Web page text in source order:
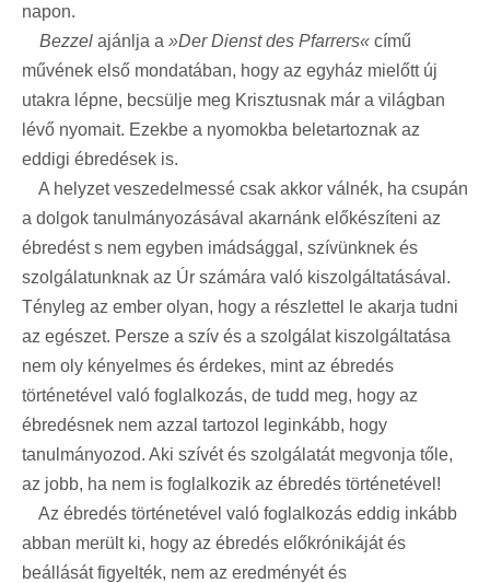
napon.
Bezzel ajánlja a »Der Dienst des Pfarrers« című
művének első mondatában, hogy az egyház mielőtt új
utakra lépne, becsülje meg Krisztusnak már a világban
lévő nyomait. Ezekbe a nyomokba beletartoznak az
eddigi ébredések is.
A helyzet veszedelmessé csak akkor válnék, ha csupán
a dolgok tanulmányozásával akarnánk előkészíteni az
ébredést s nem egyben imádsággal, szívünknek és
szolgálatunknak az Úr számára való kiszolgáltatásával.
Tényleg az ember olyan, hogy a részlettel le akarja tudni
az egészet. Persze a szív és a szolgálat kiszolgáltatása
nem oly kényelmes és érdekes, mint az ébredés
történetével való foglalkozás, de tudd meg, hogy az
ébredésnek nem azzal tartozol leginkább, hogy
tanulmányozod. Aki szívét és szolgálatát megvonja tőle,
az jobb, ha nem is foglalkozik az ébredés történetével!
Az ébredés történetével való foglalkozás eddig inkább
abban merült ki, hogy az ébredés előkrónikáját és
beállását figyelték, nem az eredményét és